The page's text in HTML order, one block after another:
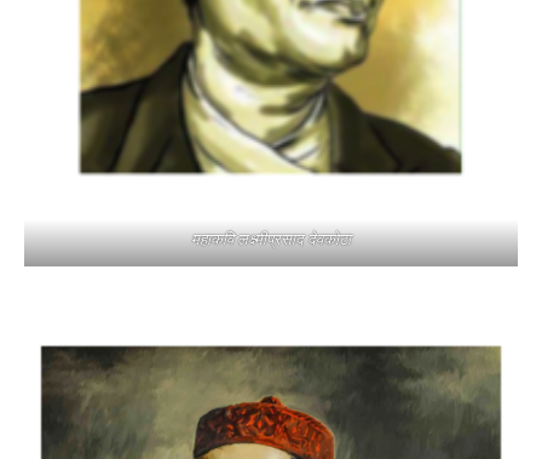
महाकवि लक्ष्मीप्रसाद देवकोटा